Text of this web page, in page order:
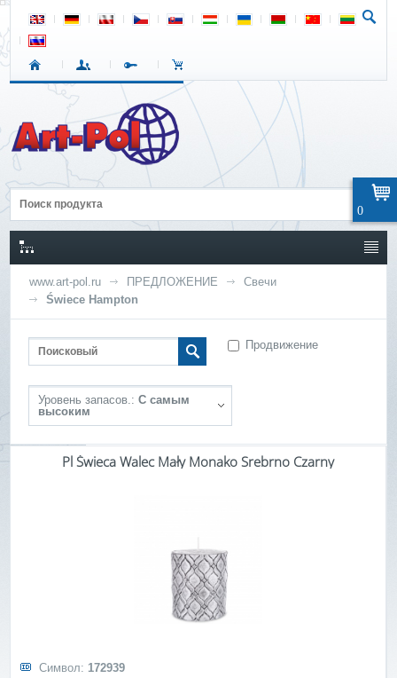
www.art-pol.ru ПРЕДЛОЖЕНИЕ
Свечи
Świece Hampton
Продвижение
Уровень запасов.: С самым
высоким
Pl Świeca Walec Mały Monako Srebrno Czarny
Символ: 172939
0